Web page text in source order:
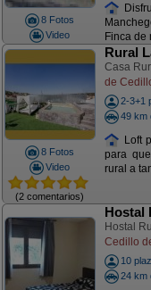
8 Fotos
Video
Finca de
8 Fotos
Video
(2 comentarios)
Rural
Casa
de
2-3+1
49 km
Loft
para
rural a
Hostal
Hostal
Cedillo
10
24 km